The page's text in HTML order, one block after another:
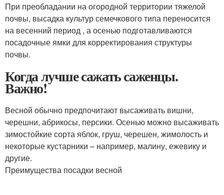
При преобладании на огородной территории тяжелой
почвы, высадка культур семечкового типа переносится
на весенний период , а осенью подготавливаются
посадочные ямки для корректирования структуры
почвы.
Когда лучше сажать саженцы.
Важно!
Весной обычно предпочитают высаживать вишни,
черешни, абрикосы, персики. Осенью можно высаживать
зимостойкие сорта яблок, груш, черешен, жимолость и
некоторые кустарники – например, малину, ежевику и
другие.
Преимущества посадки весной